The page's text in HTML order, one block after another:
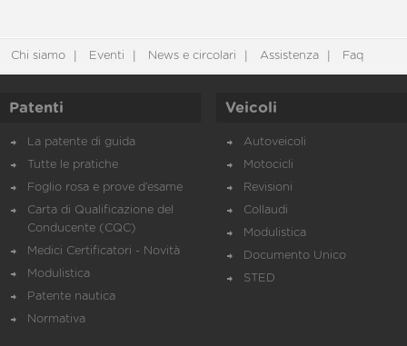
Chi siamo Eventi News e circolari Assistenza Faq
Patenti
La patente di guida
Tutte le pratiche
Foglio rosa e prove d’esame
Carta di Qualificazione del
Conducente (CQC)
Medici Certificatori - Novità
Modulistica
Patente nautica
Normativa
Veicoli
Autoveicoli
Motocicli
Revisioni
Collaudi
Modulistica
Documento Unico
STED